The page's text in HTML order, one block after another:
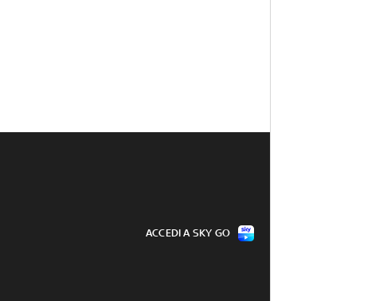
ACCEDI A SKY GO